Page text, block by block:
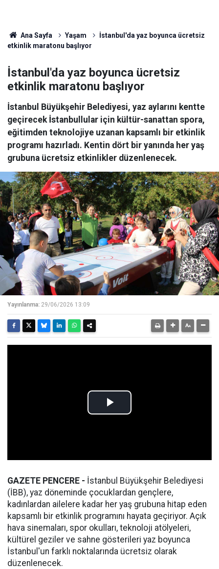
Ana Sayfa Yaşam
İstanbul'da yaz boyunca ücretsiz
etkinlik maratonu başlıyor
İstanbul'da yaz boyunca ücretsiz
etkinlik maratonu başlıyor
İstanbul Büyükşehir Belediyesi, yaz aylarını kentte
geçirecek İstanbullular için kültür-sanattan spora,
eğitimden teknolojiye uzanan kapsamlı bir etkinlik
programı hazırladı. Kentin dört bir yanında her yaş
grubuna ücretsiz etkinlikler düzenlenecek.
Yayınlanma: 29/06/2026 13:09
GAZETE PENCERE - İstanbul Büyükşehir Belediyesi
(İBB), yaz döneminde çocuklardan gençlere,
kadınlardan ailelere kadar her yaş grubuna hitap eden
kapsamlı bir etkinlik programını hayata geçiriyor. Açık
hava sinemaları, spor okulları, teknoloji atölyeleri,
kültürel geziler ve sahne gösterileri yaz boyunca
İstanbul'un farklı noktalarında ücretsiz olarak
düzenlenecek.